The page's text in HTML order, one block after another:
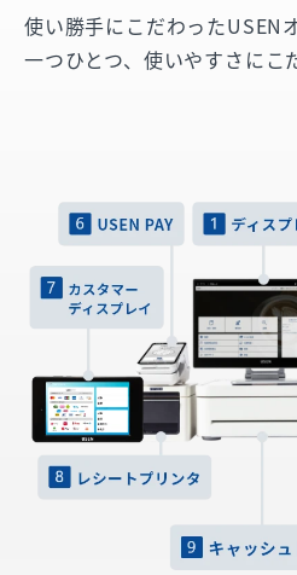
使い勝手にこだわったUSEN
一つひとつ、使いやすさにこ